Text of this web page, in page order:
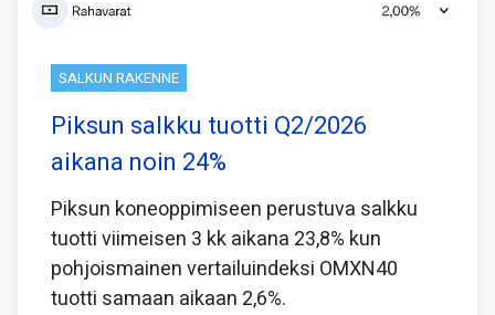
SALKUN RAKENNE
Piksun salkku tuotti Q2/2026
aikana noin 24%
Piksun koneoppimiseen perustuva salkku
tuotti viimeisen 3 kk aikana 23,8% kun
pohjoismainen vertailuindeksi OMXN40
tuotti samaan aikaan 2,6%.